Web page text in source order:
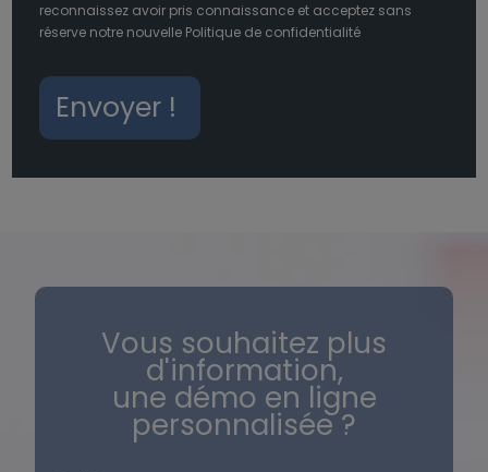
reconnaissez avoir pris connaissance et acceptez sans
réserve notre nouvelle Politique de confidentialité
Vous souhaitez plus
d'information,
une démo en ligne
personnalisée ?